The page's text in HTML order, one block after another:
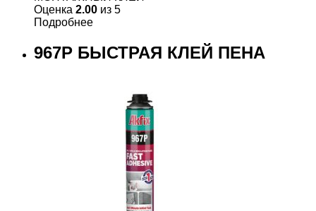
Оценка 2.00 из 5
Подробнее
967P БЫСТРАЯ КЛЕЙ ПЕНА